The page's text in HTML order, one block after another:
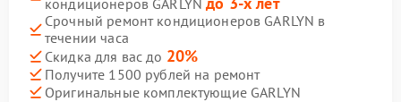
кондиционеров GARLYN
Срочный ремонт кондиционеров GARLYN в
течении часа
Скидка для вас до 20%
Получите 1500 рублей на ремонт
Оригинальные комплектующие GARLYN